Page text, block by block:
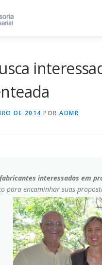
DE 2014 POR ADMR
interessados em
para encaminhar suas